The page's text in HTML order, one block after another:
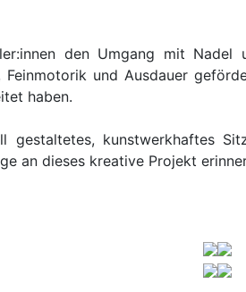
den Umgang mit Nadel
und Ausdauer
haben.
gestaltetes, kunstwerkhaftes
an dieses kreative Projekt